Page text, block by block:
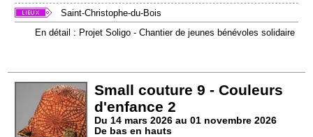
Saint-Christophe-du-Bois
En détail : Projet Soligo - Chantier de jeunes bénévoles solidaire
Small couture 9 - Couleurs
d'enfance 2
Du 14 mars 2026 au 01 novembre 2026
De bas en hauts